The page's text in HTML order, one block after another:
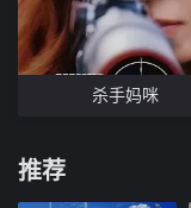
杀手妈咪
推荐